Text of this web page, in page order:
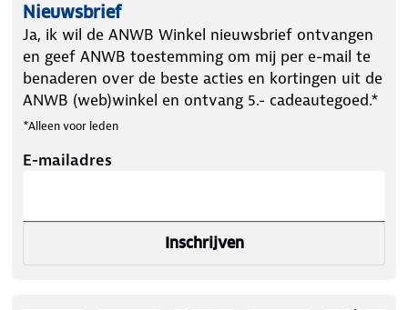
Nieuwsbrief
Ja, ik wil de ANWB Winkel nieuwsbrief ontvangen
en geef ANWB toestemming om mij per e-mail te
benaderen over de beste acties en kortingen uit de
ANWB (web)winkel en ontvang 5.- cadeautegoed.*
*Alleen voor leden
E-mailadres
Inschrijven